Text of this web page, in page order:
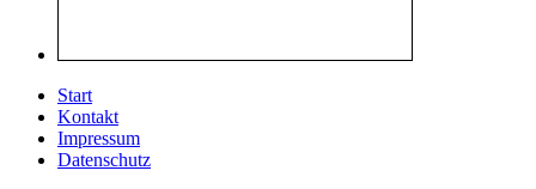
Start
Kontakt
Impressum
Datenschutz